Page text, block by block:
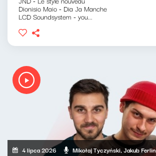
Dionisio Maio - Dia Ja Manche
LCD Soundsystem - you...
4 lipca 2026 Mikołaj Tyczyński, Jakub Ferlin